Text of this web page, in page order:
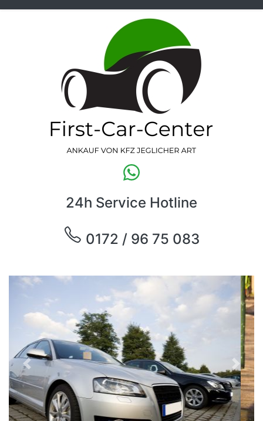
24h Service Hotline
0172 / 96 75 083
Previous Next